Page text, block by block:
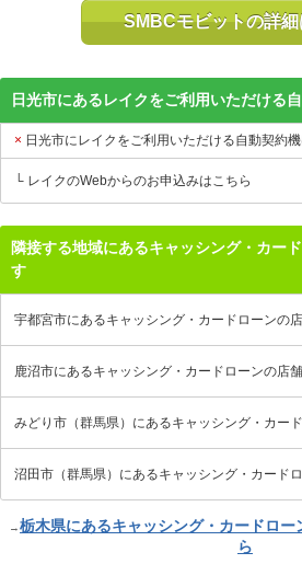
SMBCモビットの詳
日光市にあるレイクをご利用いただける
日光市にレイクをご利用いただける自動契約
レイクのWebからのお申込みはこちら
隣接する地域にあるキャッシング・カー
す
宇都宮市にあるキャッシング・カードローンの
鹿沼市にあるキャッシング・カードローンの店
みどり市（群馬県）にあるキャッシング・カー
沼田市（群馬県）にあるキャッシング・カード
→栃木県にあるキャッシング・カードロ
ら